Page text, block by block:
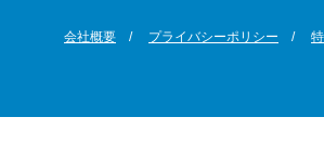
会社概要 プライバシーポリシー